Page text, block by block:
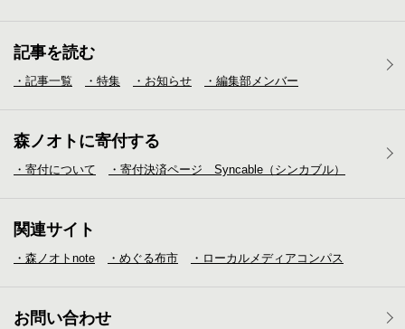
記事を読む
・記事一覧 ・特集 ・お知らせ ・編集部メンバー
森ノオトに寄付する
・寄付について ・寄付決済ページ Syncable（シンカブル）
関連サイト
・森ノオトnote ・めぐる布市 ・ローカルメディア コンパス
お問い合わせ